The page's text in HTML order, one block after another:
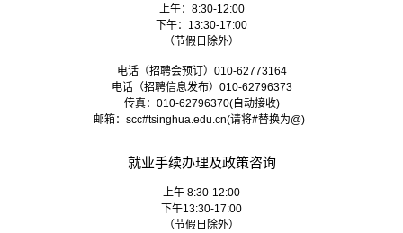
上午：8:30-12:00
下午：13:30-17:00
（节假日除外）
电话（招聘会预订）010-62773164
电话（招聘信息发布）010-62796373
传真：010-62796370(自动接收)
邮箱： scc#tsinghua.edu.cn(请将#替换为@)
就业手续办理及政策咨询
上午 8:30-12:00
下午13:30-17:00
（节假日除外）